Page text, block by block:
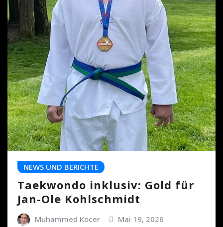
NEWS UND BERICHTE
Taekwondo inklusiv: Gold für
Jan-Ole Kohlschmidt
Muhammed Kocer Mai 19, 2026